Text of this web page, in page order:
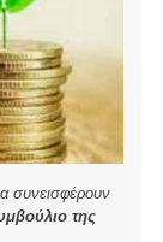
συνεισφέρουν
της